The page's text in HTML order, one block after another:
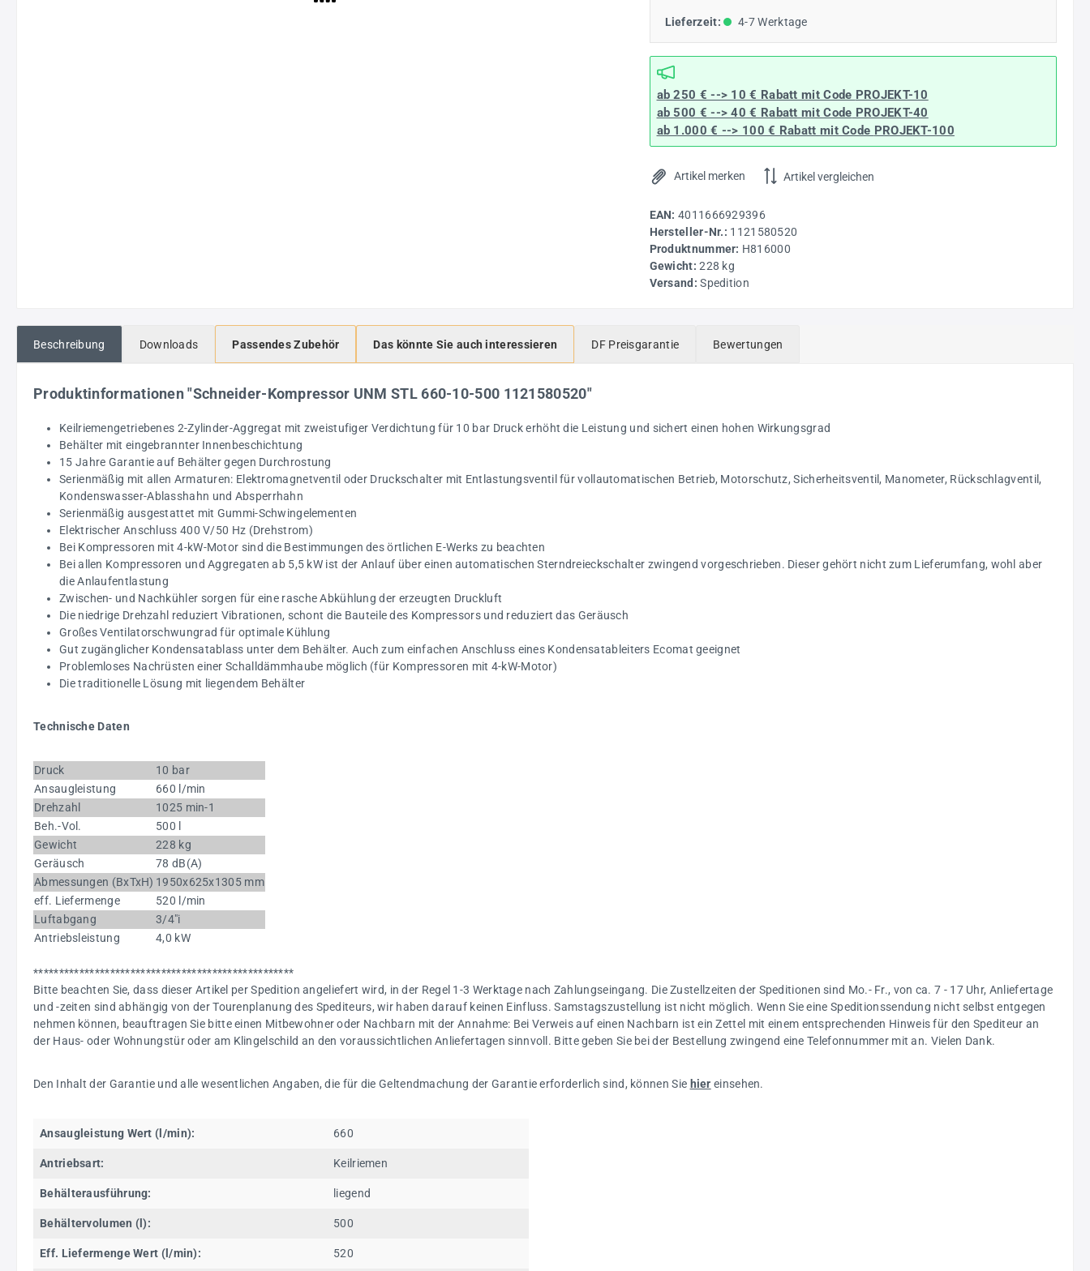
Lieferzeit: 4-7 Werktage
ab 250 € --> 10 € Rabatt mit Code PROJEKT-10
ab 500 € --> 40 € Rabattmit Code PROJEKT-40
ab 1.000 € --> 100 € Rabatt mit Code PROJEKT-100
Artikel merken Artikel vergleichen
EAN: 4011666929396
Hersteller-Nr.: 1121580520
Produktnummer: H816000
Gewicht:228 kg
Versand:Spedition
Beschreibung Downloads Passendes Zubehör Das könnte Sie auch interessieren DF Preisgarantie Bewertungen
Produktinformationen "Schneider-Kompressor UNM STL 660-10-500 1121580520"
Keilriemengetriebenes 2-Zylinder-Aggregat mit zweistufiger Verdichtung für 10 bar Druck erhöht die Leistung und sichert einen hohen Wirkungsgrad
Behälter mit eingebrannter Innenbeschichtung
15 Jahre Garantie auf Behälter gegen Durchrostung
Serienmäßig mit allen Armaturen: Elektromagnetventil oder Druckschalter mit Entlastungsventil für vollautomatischen Betrieb, Motorschutz, Sicherheitsventil, Manometer, Rückschlagventil,
Kondenswasser-Ablasshahn und Absperrhahn
Serienmäßig ausgestattet mit Gummi-Schwingelementen
Elektrischer Anschluss 400 V/50 Hz (Drehstrom)
Bei Kompressoren mit 4-kW-Motor sind die Bestimmungen des örtlichen E-Werks zu beachten
Bei allen Kompressoren und Aggregaten ab 5,5 kW ist der Anlauf über einen automatischen Sterndreieckschalter zwingend vorgeschrieben. Dieser gehört nicht zum Lieferumfang, wohl aber
die Anlaufentlastung
Zwischen- und Nachkühler sorgen für eine rasche Abkühlung der erzeugten Druckluft
Die niedrige Drehzahl reduziert Vibrationen, schont die Bauteile des Kompressors und reduziert das Geräusch
Großes Ventilatorschwungrad für optimale Kühlung
Gut zugänglicher Kondensatablass unter dem Behälter. Auch zum einfachen Anschluss eines Kondensatableiters Ecomat geeignet
Problemloses Nachrüsten einer Schalldämmhaube möglich (für Kompressoren mit 4-kW-Motor)
Die traditionelle Lösung mit liegendem Behälter
Technische Daten
Druck
10 bar
Ansaugleistung
660 l/min
Drehzahl
1025 min-1
Beh.-Vol.
500 l
Gewicht
228 kg
Geräusch
78 dB(A)
Abmessungen (BxTxH) 1950x625x1305 mm
eff. Liefermenge
520 l/min
Luftabgang
3/4"i
Antriebsleistung
4,0 kW
***************************************************
Bitte beachten Sie, dass dieser Artikel per Spedition angeliefert wird, in der Regel 1-3 Werktage nach Zahlungseingang. Die Zustellzeiten der Speditionen sind Mo.- Fr., von ca. 7 - 17 Uhr, Anliefertage
und -zeiten sind abhängig von der Tourenplanung des Spediteurs, wir haben darauf keinen Einfluss. Samstagszustellung ist nicht möglich. Wenn Sie eine Speditionssendung nicht selbst entgegen
nehmen können, beauftragen Sie bitte einen Mitbewohner oder Nachbarn mit der Annahme: Bei Verweis auf einen Nachbarn ist ein Zettel mit einem entsprechenden Hinweis für den Spediteur an
der Haus- oder Wohnungstür oder am Klingelschild an den voraussichtlichen Anliefertagen sinnvoll. Bitte geben Sie bei der Bestellung zwingend eine Telefonnummer mit an. Vielen Dank.
Den Inhalt der Garantie und alle wesentlichen Angaben, die für die Geltendmachung der Garantie erforderlich sind, können Sie hier einsehen.
Ansaugleistung Wert (l/min): 660
Antriebsart: Keilriemen
Behälterausführung: liegend
Behältervolumen (l): 500
Eff. Liefermenge Wert (l/min): 520